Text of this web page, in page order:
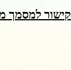
קישור למסמך